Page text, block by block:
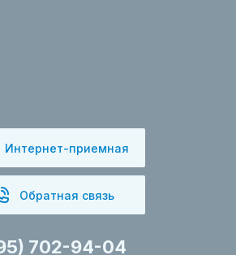
Интернет-приемная
Обратная связь
702-94-04